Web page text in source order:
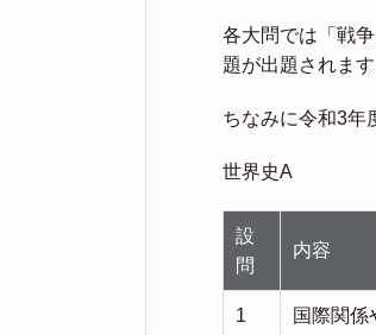
各大問では「戦
題が出題されます
ちなみに令和3年
世界史A
設
問
内容
1 国際関係